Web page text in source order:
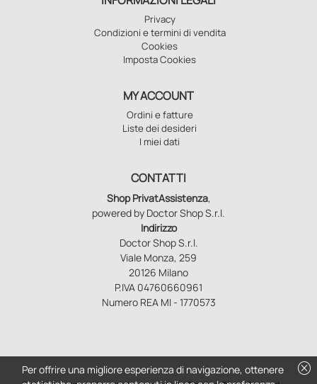
Privacy
Condizioni e termini di vendita
Cookies
Imposta Cookies
MY ACCOUNT
Ordini e fatture
Liste dei desideri
I miei dati
CONTATTI
Shop PrivatAssistenza,
powered by Doctor Shop S.r.l.
Indirizzo
Doctor Shop S.r.l.
Viale Monza, 259
20126 Milano
P.IVA 04760660961
Numero REA MI - 1770573
cancel
Per offrire una migliore esperienza di navigazione, ottenere